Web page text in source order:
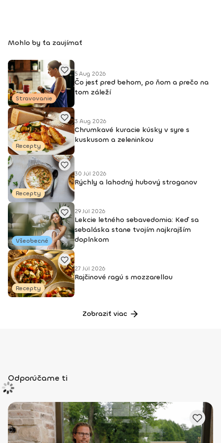
Mohlo by ťa zaujímať
Stravovanie
5 Aug 2026
Čo jesť pred behom, po ňom a prečo na
tom záleží
Recepty
3 Aug 2026
Chrumkavé kuracie kúsky v syre s
kuskusom a zeleninkou
Recepty
30 Júl 2026
Rýchly a lahodný hubový stroganov
Všeobecné
29 Júl 2026
Lekcie letného sebavedomia: Keď sa
sebaláska stane tvojím najkrajším
doplnkom
Recepty
27 Júl 2026
Rajčinové ragú s mozzarellou
Zobraziť viac
Odporúčame ti